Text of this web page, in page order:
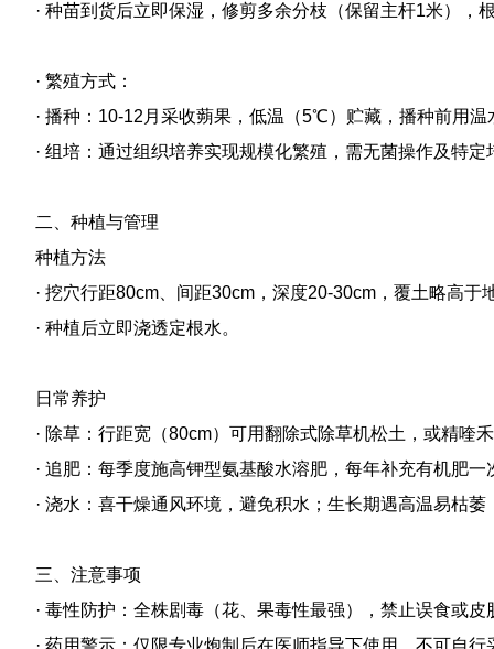
· 种苗到货后立即保湿，修剪多余分枝（保留主杆1米），
· 繁殖方式：
· 播种：10-12月采收蒴果，低温（5℃）贮藏，播种前用温
· 组培：通过组织培养实现规模化繁殖，需无菌操作及特
二、种植与管理
种植方法
· 挖穴行距80cm、间距30cm，深度20-30cm，覆土略高于
· 种植后立即浇透定根水。
日常养护
· 除草：行距宽（80cm）可用翻除式除草机松土，或精喹
· 追肥：每季度施高钾型氨基酸水溶肥，每年补充有机肥一
· 浇水：喜干燥通风环境，避免积水；生长期遇高温易枯萎
三、注意事项
· 毒性防护：全株剧毒（花、果毒性最强），禁止误食或
· 药用警示：仅限专业炮制后在医师指导下使用，不可自行